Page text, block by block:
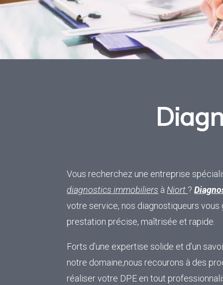
Vous recherchez une entreprise
diagnostics immobiliers à Niort ?
votre service, nos diagnostiqueurs vous
prestation précise, maîtrisée et rapide.
Forts d’une expertise solide et d’un
notre domaine,nous recourons à des
réaliser votre DPE en tout